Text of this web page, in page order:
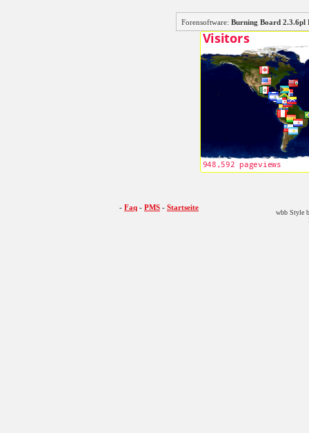
Forensoftware: Burning Board
- Faq - PMS - Startseite
wbb Style